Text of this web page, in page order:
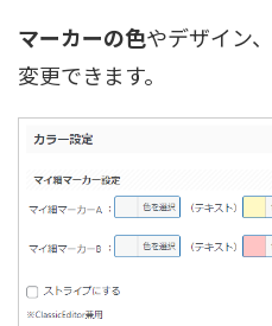
マーカーの色やデザイン、
変更できます。